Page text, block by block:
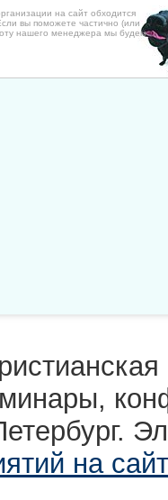
на сайт обходится
вы поможете частично (или
нашего менеджера мы будем
на сайт